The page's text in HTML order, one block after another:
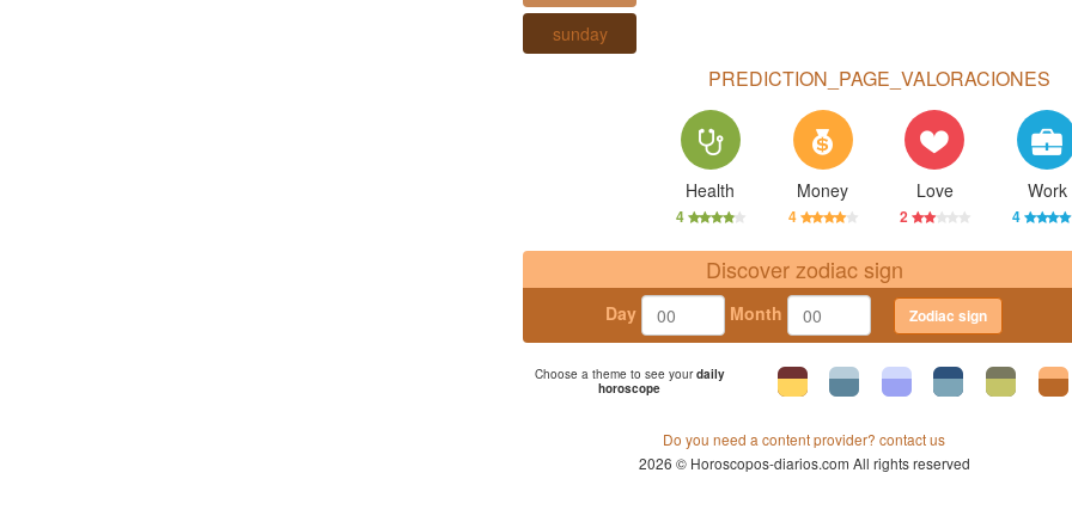
sunday
PREDICTION_PAGE_VALORACIONES
Health
4
Money
4
Love
2
Work
4
Discover zodiac sign
Day Month Zodiac sign
Choose a theme to see yourdaily
horoscope
Do you need a content provider? contact us
2026 © Horoscopos-diarios.com All rights reserved